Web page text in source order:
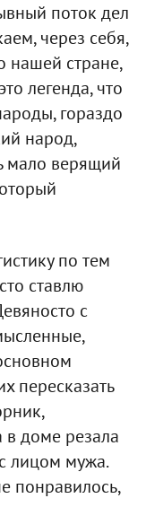
поток дел
через себя,
нашей стране,
легенда, что
гораздо
народ,
мало верящий
по тем
ставлю
с
пересказать
доме резала
лицом мужа.
понравилось,